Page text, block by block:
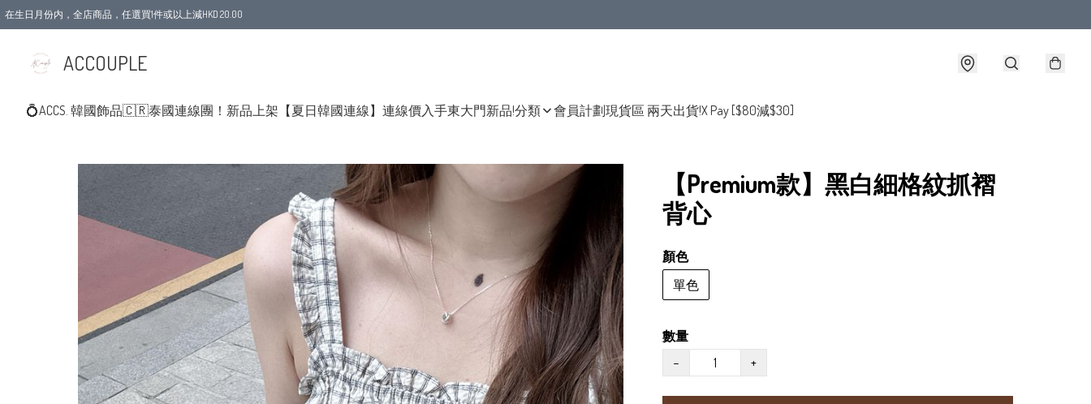
在生日月份内，全店商品，任選買1件或以上減HKD 20.00
ACCOUPLE
💍ACCS. 韓國飾品🇨🇷泰國連線團！新品上架 【夏日韓國連線】連線價入手東大門新品!分類 會員計劃現貨區 兩天出貨!X Pay [$80減$30]
【Premium款】黑白細格紋抓褶
背心
顏色
單色
數量
−
+